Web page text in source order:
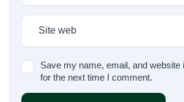
Save my name, email, and website
for the next time I comment.